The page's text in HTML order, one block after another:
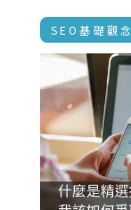
SEO基礎觀念